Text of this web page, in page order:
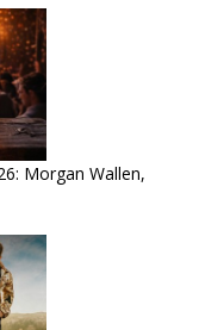
Morgan Wallen,